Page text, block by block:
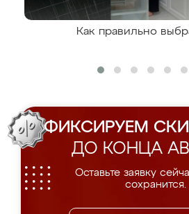
Как правильно
ФИКСИРУЕМ
ДО КОНЦА
Оставьте заявку
сохранится.